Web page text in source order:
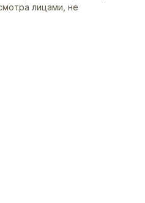
лицами, не